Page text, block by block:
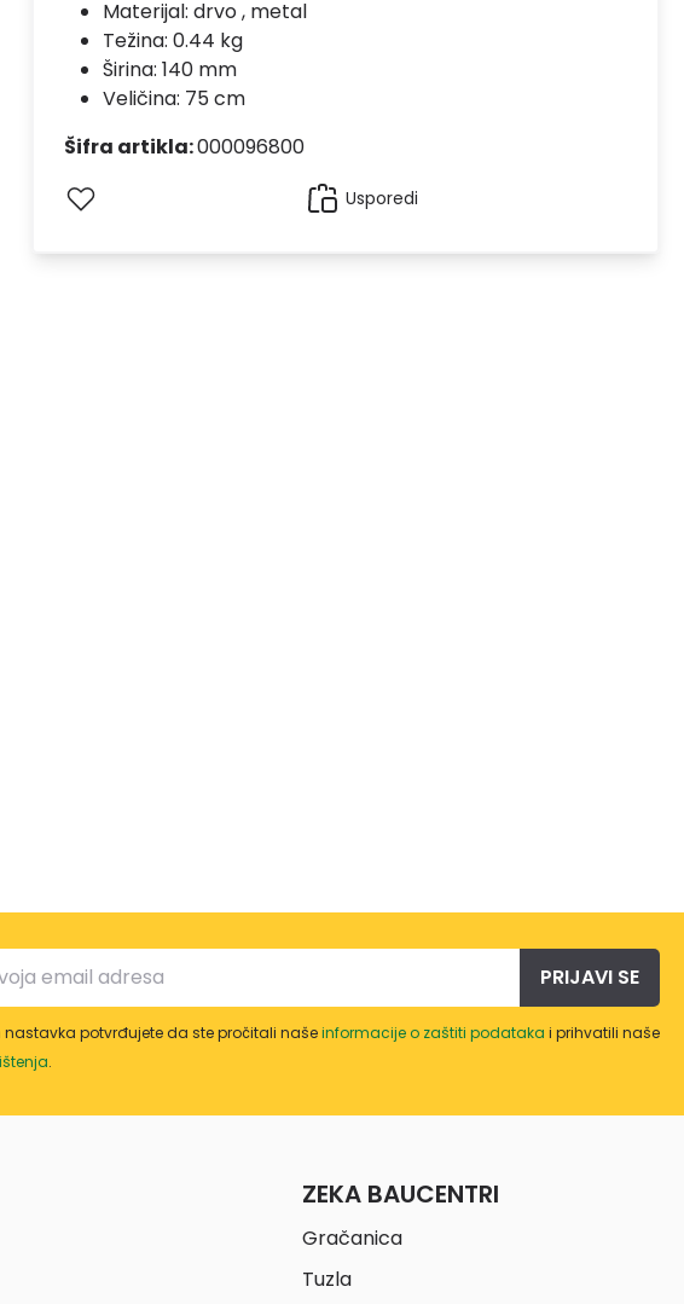
Materijal: drvo , metal
Težina: 0.44 kg
Širina: 140 mm
Veličina: 75 cm
Šifra artikla:000096800
Usporedi
PRIJAVI SE
potvrđujete da ste pročitali našeinformacije o zaštiti podataka i prihvatili naše
.
ZEKA BAUCENTRI
Gračanica
Tuzla